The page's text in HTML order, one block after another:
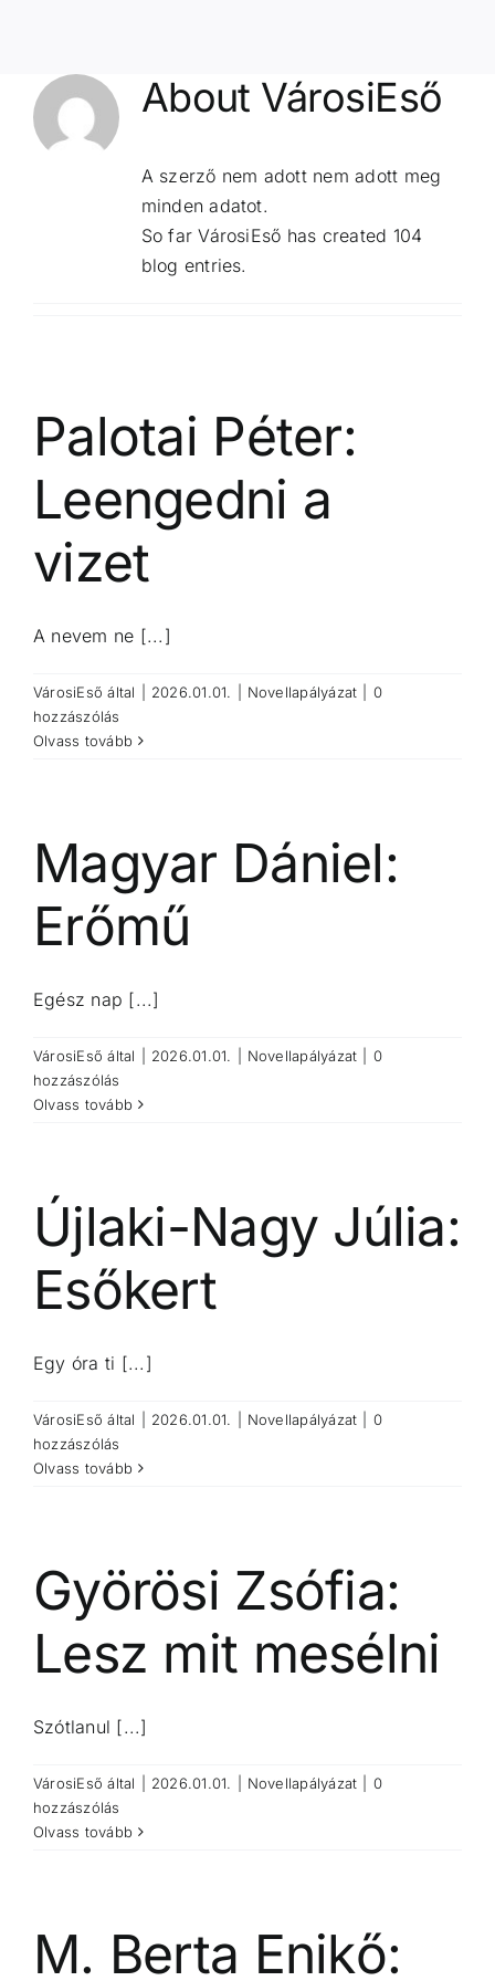
About VárosiEső
A szerző nem adott nem adott meg
minden adatot.
So far VárosiEső has created 104
blog entries.
Palotai Péter:
Leengedni a
vizet
A nevem ne [...]
VárosiEső által 2026.01.01. Novellapályázat
0
hozzászólás
Olvass tovább
Magyar Dániel:
Erőmű
Egész nap [...]
VárosiEső által 2026.01.01. Novellapályázat
0
hozzászólás
Olvass tovább
Újlaki-Nagy Júlia:
Esőkert
Egy óra ti [...]
VárosiEső által 2026.01.01. Novellapályázat
0
hozzászólás
Olvass tovább
Györösi Zsófia:
Lesz mit mesélni
Szótlanul [...]
VárosiEső által 2026.01.01. Novellapályázat
0
hozzászólás
Olvass tovább
M. Berta Enikő: